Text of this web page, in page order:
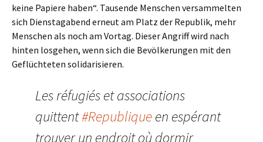
keine Papiere haben“. Tausende Menschen versammelten
sich Dienstagabend erneut am Platz der Republik, mehr
Menschen als noch am Vortag. Dieser Angriff wird nach
hinten losgehen, wenn sich die Bevölkerungen mit den
Geflüchteten solidarisieren.
Les réfugiés et associations
quittent#Republiqueen espérant
trouver un endroit où dormir